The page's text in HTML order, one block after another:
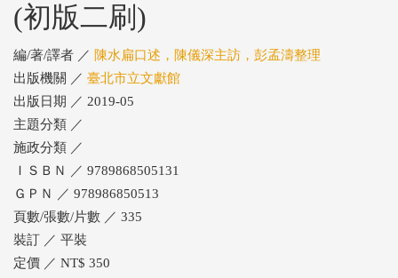
(初版二刷)
編/著/譯者 ／ 陳水扁口述，陳儀深主訪，彭孟濤整理
出版機關 ／ 臺北市立文獻館
出版日期 ／ 2019-05
主題分類 ／
施政分類 ／
ＩＳＢＮ ／ 9789868505131
ＧＰＮ ／ 978986850513
頁數/張數/片數 ／ 335
裝訂 ／ 平裝
定價 ／ NT$ 350